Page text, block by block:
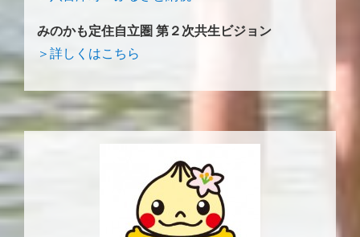
みのかも定住自立圏 第２次共生ビジョン
＞詳しくはこちら